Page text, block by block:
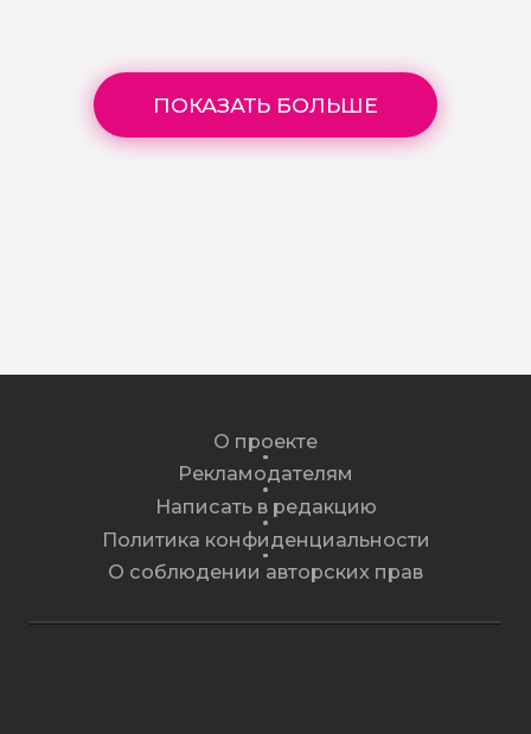
ПОКАЗАТЬ БОЛЬШЕ
О проекте
Рекламодателям
Написать в редакцию
Политика конфиденциальности
О соблюдении авторских прав